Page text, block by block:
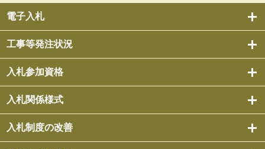
電子入札
工事等発注状況
入札参加資格
入札関係様式
入札制度の改善